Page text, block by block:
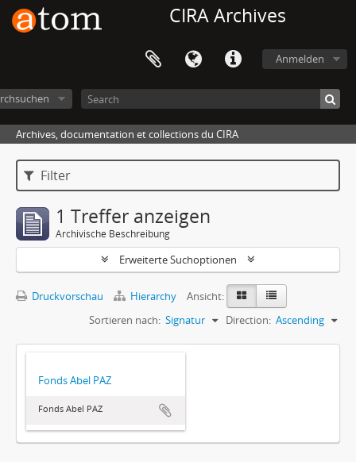
CIRA Archives
Anmelden
Archives, documentation et collections du CIRA
Filter
1 Treffer anzeigen
Archivische Beschreibung
Erweiterte Suchoptionen
Druckvorschau Hierarchy
Ansicht:
Sortieren nach: Signatur Direction: Ascending
Fonds Abel PAZ
Fonds Abel PAZ